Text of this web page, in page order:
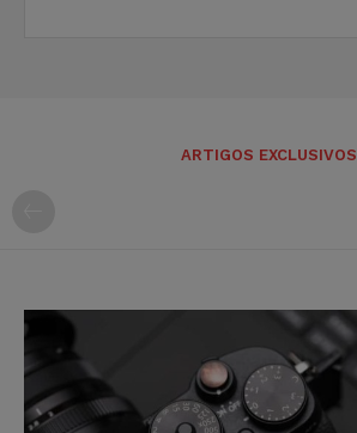
ARTIGOS EXCLUSIVOS